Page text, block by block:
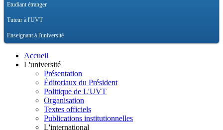
Etudiant étranger
Tuteur à l'UVT
Enseignant à l'université
Accueil
L'université
Présentation
Éditoriaux du Président
Politique de L'UVT
Organisation
Textes officiels
Publications institutionnelles
L'international